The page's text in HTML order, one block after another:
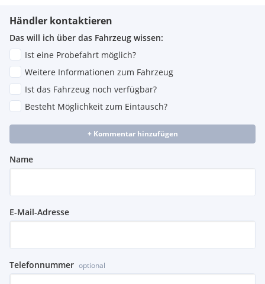
Händler kontaktieren
Das will ich über das Fahrzeug wissen:
Ist eine Probefahrt möglich?
Weitere Informationen zum Fahrzeug
Ist das Fahrzeug noch verfügbar?
Besteht Möglichkeit zum Eintausch?
+ Kommentar hinzufügen
Name
E-Mail-Adresse
Telefonnummer optional